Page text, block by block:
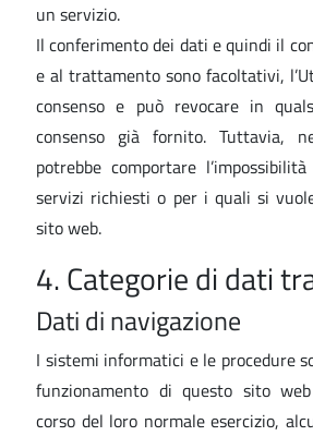
un servizio.
Il conferimento dei dati e quindi il
e al trattamento sono facoltativi,
consenso e può revocare in
consenso già fornito. Tuttavia,
potrebbe comportare
servizi richiesti o per i quali si
sito web.
4. Categorie di dati
Dati di navigazione
I sistemi informatici e le procedure
funzionamento di questo sito
corso del loro normale esercizio,